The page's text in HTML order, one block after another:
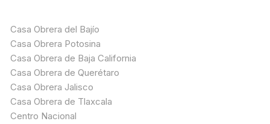
Casa Obrera del Bajío
Casa Obrera Potosina
Casa Obrera de Baja California
Casa Obrera de Querétaro
Casa Obrera Jalisco
Casa Obrera de Tlaxcala
Centro Nacional